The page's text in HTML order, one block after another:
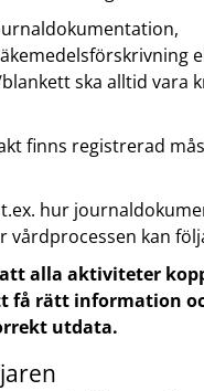
ska alltid vara
finns registrerad
hur
vårdprocessen kan
alla aktiviteter
få rätt information
utdata.